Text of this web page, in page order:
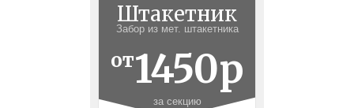
Штакетник
Забор из мет. штакетника
от1450р
за секцию